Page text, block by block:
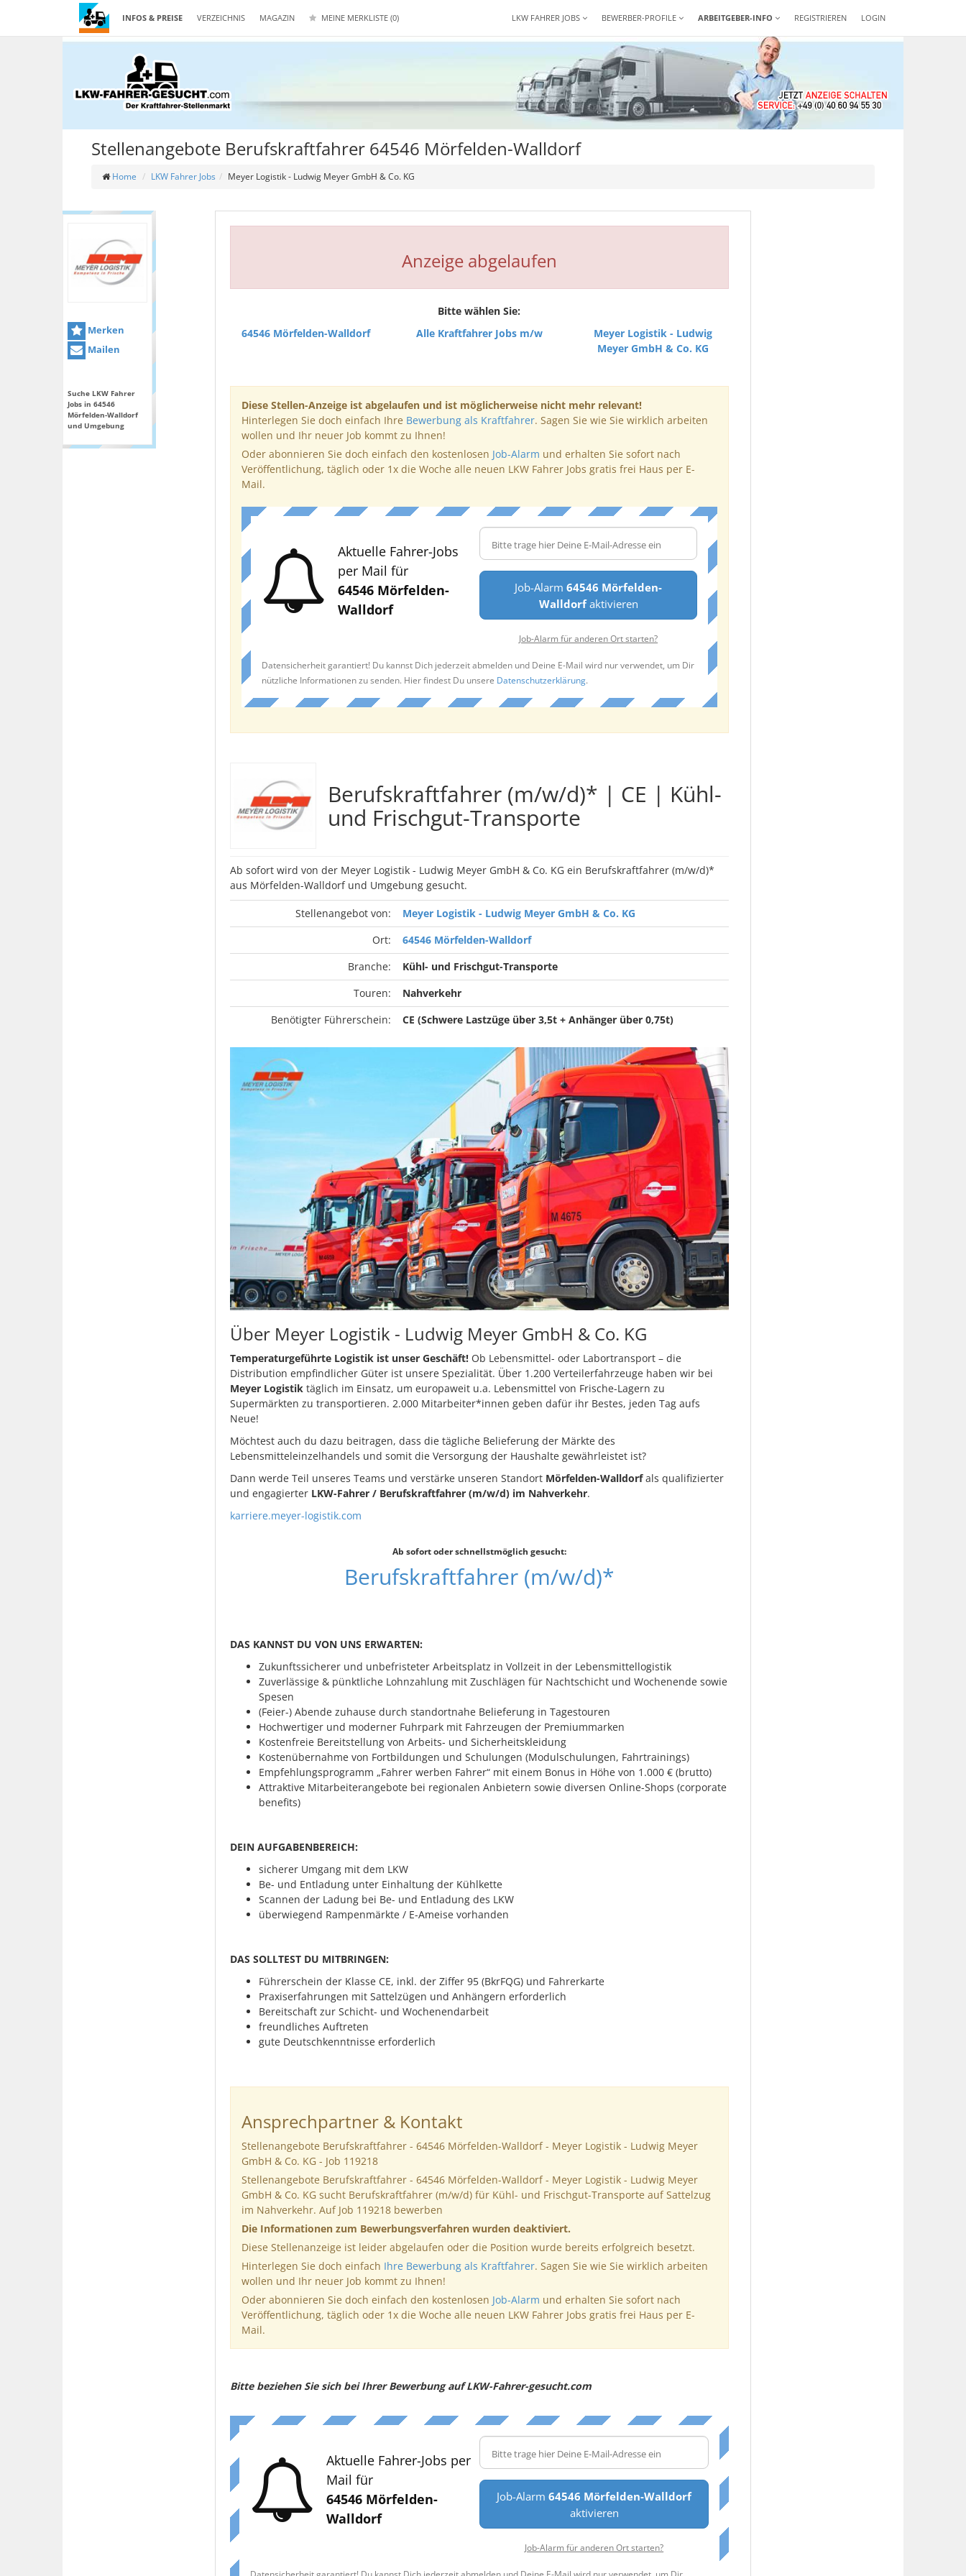
INFOS & PREISE VERZEICHNIS MAGAZIN MEINE MERKLISTE (0) REGISTRIEREN LOGIN
LKW FAHRER JOBS BEWERBER-PROFILE ARBEITGEBER-INFO
Stellenangebote Berufskraftfahrer 64546 Mörfelden-Walldorf
Home LKW Fahrer Jobs Meyer Logistik - Ludwig Meyer GmbH & Co. KG
Merken
Mailen
Suche LKW Fahrer
Jobs in 64546
Mörfelden-Walldorf
und Umgebung
Anzeige abgelaufen
Bitte wählen Sie:
64546 Mörfelden-Walldorf
Alle Kraftfahrer Jobs m/w
Meyer Logistik - Ludwig
Meyer GmbH & Co. KG
Diese Stellen-Anzeige ist abgelaufen und ist möglicherweise nicht mehr relevant!
Hinterlegen Sie doch einfach Ihre Bewerbung als Kraftfahrer. Sagen Sie wie Sie wirklich arbeiten
wollen und Ihr neuer Job kommt zu Ihnen!
Oder abonnieren Sie doch einfach den kostenlosen Job-Alarm und erhalten Sie sofort nach
Veröffentlichung, täglich oder 1x die Woche alle neuen LKW Fahrer Jobs gratis frei Haus per E-
Mail.
Aktuelle Fahrer-Jobs
per Mail für
64546 Mörfelden-
Walldorf
Job-Alarm64546 Mörfelden-
Walldorfaktivieren
Job-Alarm für anderen Ort starten?
Datensicherheit garantiert! Du kannst Dich jederzeit abmelden und Deine E-Mail wird nur verwendet, um Dir
nützliche Informationen zu senden. Hier findest Du unsere Datenschutzerklärung.
Berufskraftfahrer (m/w/d)* | CE | Kühl-
und Frischgut-Transporte
Ab sofort wird von der Meyer Logistik - Ludwig Meyer GmbH & Co. KG ein Berufskraftfahrer (m/w/d)*
aus Mörfelden-Walldorf und Umgebung gesucht.
Stellenangebot von:
Meyer Logistik - Ludwig Meyer GmbH & Co. KG
Ort:
64546 Mörfelden-Walldorf
Branche:
Kühl- und Frischgut-Transporte
Touren:
Nahverkehr
Benötigter Führerschein:
CE (Schwere Lastzüge über 3,5t + Anhänger über 0,75t)
Über Meyer Logistik - Ludwig Meyer GmbH & Co. KG
Temperaturgeführte Logistik ist unser Geschäft!Ob Lebensmittel- oder Labortransport – die
Distribution empfindlicher Güter ist unsere Spezialität. Über 1.200 Verteilerfahrzeuge haben wir bei
Meyer Logistiktäglich im Einsatz, um europaweit u.a. Lebensmittel von Frische-Lagern zu
Supermärkten zu transportieren. 2.000 Mitarbeiter*innen geben dafür ihr Bestes, jeden Tag aufs
Neue!
Möchtest auch du dazu beitragen, dass die tägliche Belieferung der Märkte des
Lebensmitteleinzelhandels und somit die Versorgung der Haushalte gewährleistet ist?
Dann werde Teil unseres Teams und verstärke unseren Standort Mörfelden-Walldorfals qualifizierter
und engagierter LKW-Fahrer / Berufskraftfahrer (m/w/d) im Nahverkehr.
karriere.meyer-logistik.com
Ab sofort oder schnellstmöglich gesucht:
Berufskraftfahrer (m/w/d)*
DAS KANNST DU VON UNS ERWARTEN:
Zukunftssicherer und unbefristeter Arbeitsplatz in Vollzeit in der Lebensmittellogistik
Zuverlässige & pünktliche Lohnzahlung mit Zuschlägen für Nachtschicht und Wochenende sowie
Spesen
(Feier-) Abende zuhause durch standortnahe Belieferung in Tagestouren
Hochwertiger und moderner Fuhrpark mit Fahrzeugen der Premiummarken
Kostenfreie Bereitstellung von Arbeits- und Sicherheitskleidung
Kostenübernahme von Fortbildungen und Schulungen (Modulschulungen, Fahrtrainings)
Empfehlungsprogramm „Fahrer werben Fahrer“ mit einem Bonus in Höhe von 1.000 € (brutto)
Attraktive Mitarbeiterangebote bei regionalen Anbietern sowie diversen Online-Shops (corporate
benefits)
DEIN AUFGABENBEREICH:
sicherer Umgang mit dem LKW
Be- und Entladung unter Einhaltung der Kühlkette
Scannen der Ladung bei Be- und Entladung des LKW
überwiegend Rampenmärkte / E-Ameise vorhanden
DAS SOLLTEST DU MITBRINGEN:
Führerschein der Klasse CE, inkl. der Ziffer 95 (BkrFQG) und Fahrerkarte
Praxiserfahrungen mit Sattelzügen und Anhängern erforderlich
Bereitschaft zur Schicht- und Wochenendarbeit
freundliches Auftreten
gute Deutschkenntnisse erforderlich
Ansprechpartner & Kontakt
Stellenangebote Berufskraftfahrer - 64546 Mörfelden-Walldorf - Meyer Logistik - Ludwig Meyer
GmbH & Co. KG - Job 119218
Stellenangebote Berufskraftfahrer - 64546 Mörfelden-Walldorf - Meyer Logistik - Ludwig Meyer
GmbH & Co. KG sucht Berufskraftfahrer (m/w/d) für Kühl- und Frischgut-Transporte auf Sattelzug
im Nahverkehr. Auf Job 119218 bewerben
Die Informationen zum Bewerbungsverfahren wurden deaktiviert.
Diese Stellenanzeige ist leider abgelaufen oder die Position wurde bereits erfolgreich besetzt.
Hinterlegen Sie doch einfach Ihre Bewerbung als Kraftfahrer. Sagen Sie wie Sie wirklich arbeiten
wollen und Ihr neuer Job kommt zu Ihnen!
Oder abonnieren Sie doch einfach den kostenlosen Job-Alarm und erhalten Sie sofort nach
Veröffentlichung, täglich oder 1x die Woche alle neuen LKW Fahrer Jobs gratis frei Haus per E-
Mail.
Bitte beziehen Sie sich bei Ihrer Bewerbung auf LKW-Fahrer-gesucht.com
Aktuelle Fahrer-Jobs per
Mail für
64546 Mörfelden-
Walldorf
Job-Alarm64546 Mörfelden-Walldorf
aktivieren
Job-Alarm für anderen Ort starten?
Datensicherheit garantiert! Du kannst Dich jederzeit abmelden und Deine E-Mail wird nur verwendet, um Dir